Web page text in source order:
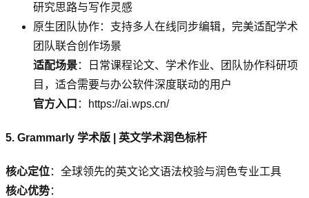
研究思路与写作灵感
原生团队协作：支持多人在线同步编辑，完美适配学术
团队联合创作场景
适配场景：日常课程论文、学术作业、团队协作科研项
目，适合需要与办公软件深度联动的用户
官方入口 ：https://ai.wps.cn/
5. Grammarly 学术版 | 英文学术润色标杆
核心定位：全球领先的英文论文语法校验与润色专业工具
核心优势：